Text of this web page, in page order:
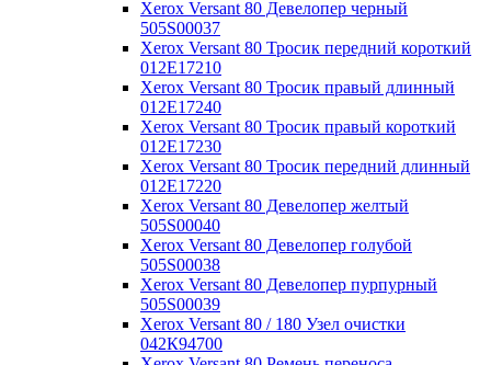
Xerox Versant 80 Девелопер черный
505S00037
Xerox Versant 80 Тросик передний короткий
012Е17210
Xerox Versant 80 Тросик правый длинный
012Е17240
Xerox Versant 80 Тросик правый короткий
012Е17230
Xerox Versant 80 Тросик передний длинный
012Е17220
Xerox Versant 80 Девелопер желтый
505S00040
Xerox Versant 80 Девелопер голубой
505S00038
Xerox Versant 80 Девелопер пурпурный
505S00039
Xerox Versant 80 / 180 Узел очистки
042К94700